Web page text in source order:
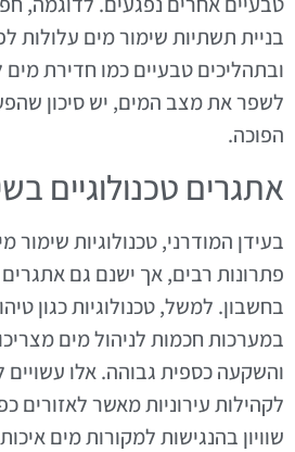
בניית תשתיות שימור מים עלולות
ובתהליכים טבעיים כמו חדירת
לשפר את מצב המים, יש סיכון
הפוכה.
אתגרים טכנולוגיים
בעידן המודרני, טכנולוגיות
פתרונות רבים, אך ישנם גם
בחשבון. למשל, טכנולוגיות כגון
במערכות חכמות לניהול מים
והשקעה כספית גבוהה. אלו עשויים
לקהילות עירוניות מאשר לאזורים
שוויון בהנגישות למקורות מים